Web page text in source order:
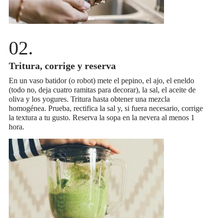
Tritura, corrige y reserva
En un vaso batidor (o robot) mete el pepino, el ajo, el eneldo
(todo no, deja cuatro ramitas para decorar), la sal, el aceite de
oliva y los yogures. Tritura hasta obtener una mezcla
homogénea. Prueba, rectifica la sal y, si fuera necesario, corrige
la textura a tu gusto. Reserva la sopa en la nevera al menos 1
hora.